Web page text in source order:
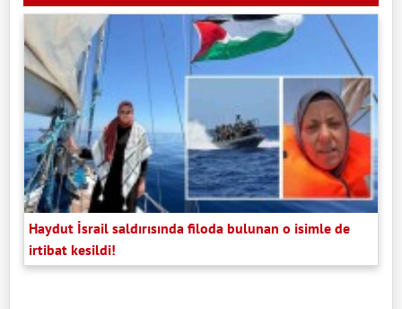
Haydut İsrail saldırısında filoda bulunan o isimle de
irtibat kesildi!